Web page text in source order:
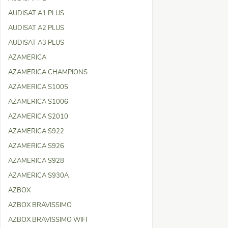
AUDISAT A1 PLUS
AUDISAT A2 PLUS
AUDISAT A3 PLUS
AZAMERICA
AZAMERICA CHAMPIONS
AZAMERICA S1005
AZAMERICA S1006
AZAMERICA S2010
AZAMERICA S922
AZAMERICA S926
AZAMERICA S928
AZAMERICA S930A
AZBOX
AZBOX BRAVISSIMO
AZBOX BRAVISSIMO WIFI